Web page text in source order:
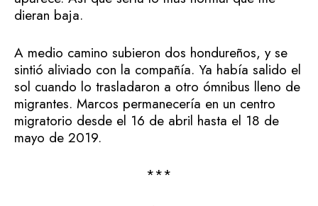
dieran baja.
A medio camino subieron dos hondureños, y se
sintió aliviado con la compañía. Ya había salido el
sol cuando lo trasladaron a otro ómnibus lleno de
migrantes. Marcos permanecería en un centro
migratorio desde el 16 de abril hasta el 18 de
mayo de 2019.
***